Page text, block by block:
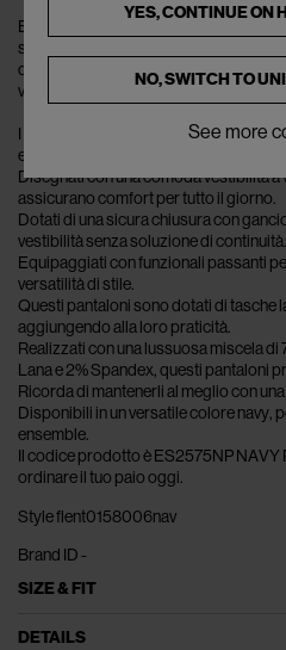
Entra nel mondo di ENTIRE STUDIOS,
sofisticazione. Presentiamo i Father
disegnato con un tocco moderno.
vestiti; sono una dichiarazione,
I Father Suiting Pants sono realizzati in
emanando un'aria di eleganza e fascino.
Disegnati con una comoda vestibilità a
assicurano comfort per tutto il giorno.
Dotati di una sicura chiusura con
vestibilità senza soluzione di continuità.
Equipaggiati con funzionali passanti
versatilità di stile.
Questi pantaloni sono dotati di tasche
aggiungendo alla loro praticità.
Realizzati con una lussuosa miscela di
Lana e 2% Spandex, questi pantaloni
Ricorda di mantenerli al meglio con
Disponibili in un versatile colore navy,
ensemble.
Il codice prodotto è ES2575NP NAVY
ordinare il tuo paio oggi.
Style flent0158006nav
Brand ID -
SIZE & FIT
DETAILS
YES, CONTINUE ON
NO, SWITCH TO
See more